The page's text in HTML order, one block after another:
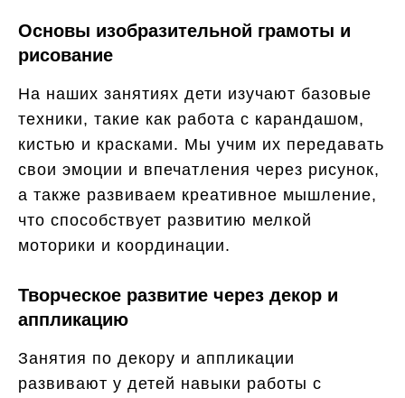
Основы изобразительной грамоты и
рисование
На наших занятиях дети изучают базовые
техники, такие как работа с карандашом,
кистью и красками. Мы учим их передавать
свои эмоции и впечатления через рисунок,
а также развиваем креативное мышление,
что способствует развитию мелкой
моторики и координации.
Творческое развитие через декор и
аппликацию
Занятия по декору и аппликации
развивают у детей навыки работы с